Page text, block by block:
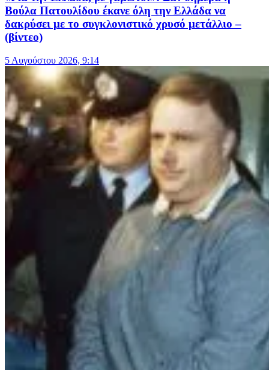
Βούλα Πατουλίδου έκανε όλη την Ελλάδα να
δακρύσει με το συγκλονιστικό χρυσό μετάλλιο –
(βίντεο)
5 Αυγούστου 2026, 9:14